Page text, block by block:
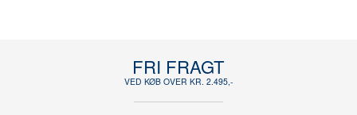
FRI FRAGT
VED KØB OVER KR. 2.495,-